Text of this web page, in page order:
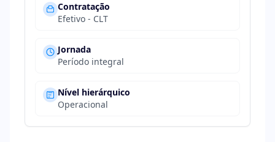
Contratação
Efetivo - CLT
Jornada
Período integral
Nível hierárquico
Operacional